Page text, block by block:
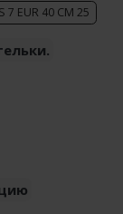
7 EUR 40 CM 25